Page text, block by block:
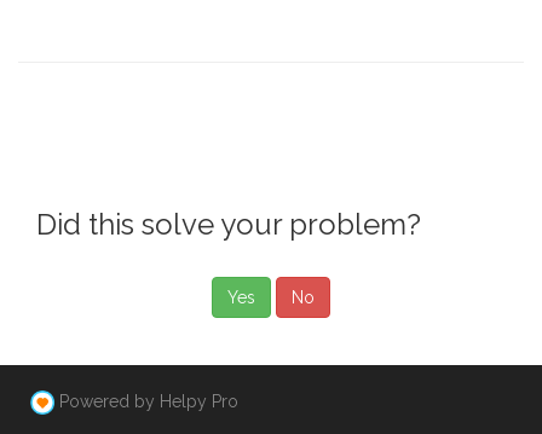
Did this solve your problem?
Yes No
Powered by Helpy Pro